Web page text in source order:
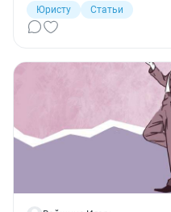
апелляционная на решение
бездействие, действия
как пожаловаться на
Юристу
Статьи